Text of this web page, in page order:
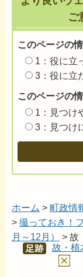
ご
このページの
1：役に立
3：役に立
このページの
1：見つけ
3：見つけ
ホーム > 町政情
> 撮っておき！
月～12月）
> 故
あし
故・植